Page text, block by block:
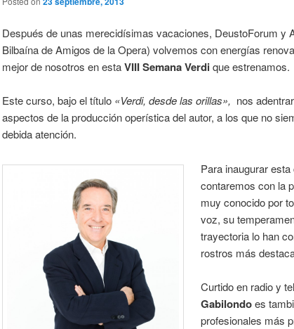
Después de unas merecidísimas vacaciones, DeustoForum y
Bilbaína de Amigos de la Opera) volvemos con energías
mejor de nosotros en estaVIII Semana Verdique estrenamos.
Este curso, bajo el título «Verdi, desde las orillas», nos
aspectos de la producción operística del autor, a los que no
debida atención.
Para inaugurar
contaremos con la
muy conocido por
voz, su
trayectoria lo han
rostros más
Curtido en radio y
Gabilondoes
profesionales más